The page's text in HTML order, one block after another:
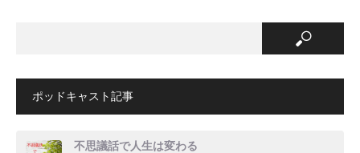
ポッドキャスト記事
不思議話で人生は変わる